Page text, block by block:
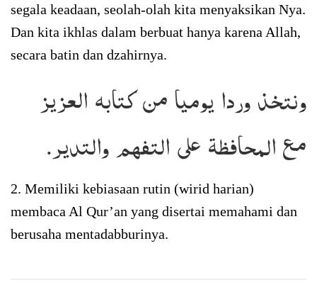
segala keadaan, seolah-olah kita menyaksikan Nya.
Dan kita ikhlas dalam berbuat hanya karena Allah,
secara batin dan dzahirnya.
ونتخذ وردا يوميا من كتابه العزيز
مع المحافظة على التفهم والتدير.
2. Memiliki kebiasaan rutin (wirid harian)
membaca Al Qur’an yang disertai memahami dan
berusaha mentadabburinya.